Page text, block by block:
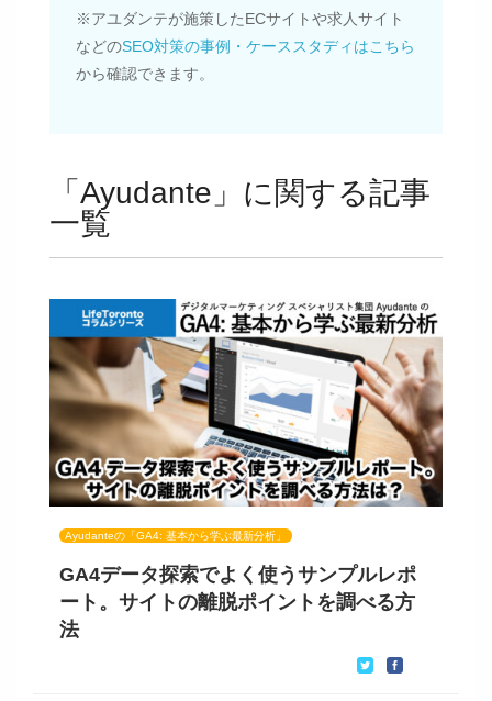
※アユダンテが施策したECサイトや求人サイト
などのSEO対策の事例・ケーススタディはこちら
から確認できます。
「Ayudante」に関する記事
一覧
Ayudanteの「GA4: 基本から学ぶ最新分析」
GA4データ探索でよく使うサンプルレポ
ート。サイトの離脱ポイントを調べる方
法